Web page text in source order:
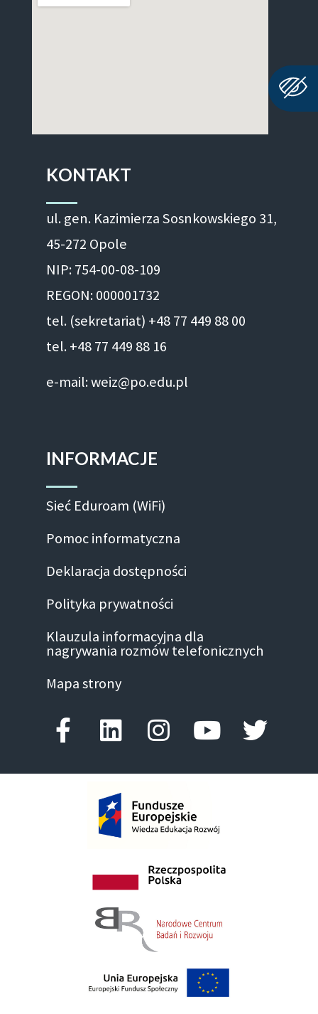
KONTAKT
ul. gen. Kazimierza Sosnkowskiego 31,
45-272 Opole
NIP: 754-00-08-109
REGON: 000001732
tel. (sekretariat) +48 77 449 88 00
tel. +48 77 449 88 16
e-mail: weiz@po.edu.pl
INFORMACJE
Sieć Eduroam (WiFi)
Pomoc informatyczna
Deklaracja dostępności
Polityka prywatności
Klauzula informacyjna dla
nagrywania rozmów telefonicznych
Mapa strony
Facebook-f
LinkedinInstagram
Youtube